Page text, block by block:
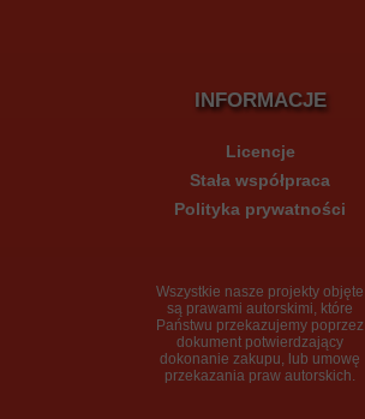
Wszystkie nasze projektyobjęte
są prawami autorskimi, które
Państwu przekazujemy poprzez
dokument potwierdzający
dokonanie zakupu, lub umowę
przekazania praw autorskich.
INFORMACJE
Licencje
Stała współpraca
Polityka prywatności